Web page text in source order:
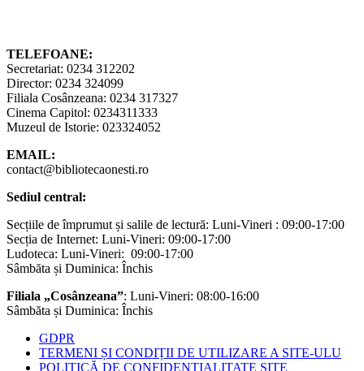
TELEFOANE:
Secretariat: 0234 312202
Director: 0234 324099
Filiala Cosânzeana: 0234 317327
Cinema Capitol: 0234311333
Muzeul de Istorie: 023324052
EMAIL:
contact@bibliotecaonesti.ro
Sediul central:
Secțiile de împrumut și salile de lectură: Luni-Vineri : 09:00-17:00
Secția de Internet: Luni-Vineri: 09:00-17:00
Ludoteca: Luni-Vineri: 09:00-17:00
Sâmbăta și Duminica: Închis
Filiala „Cosânzeana”: Luni-Vineri: 08:00-16:00
Sâmbăta și Duminica: Închis
GDPR
TERMENI ȘI CONDIȚII DE UTILIZARE A SITE-ULU
POLITICĂ DE CONFIDENȚIALITATE SITE